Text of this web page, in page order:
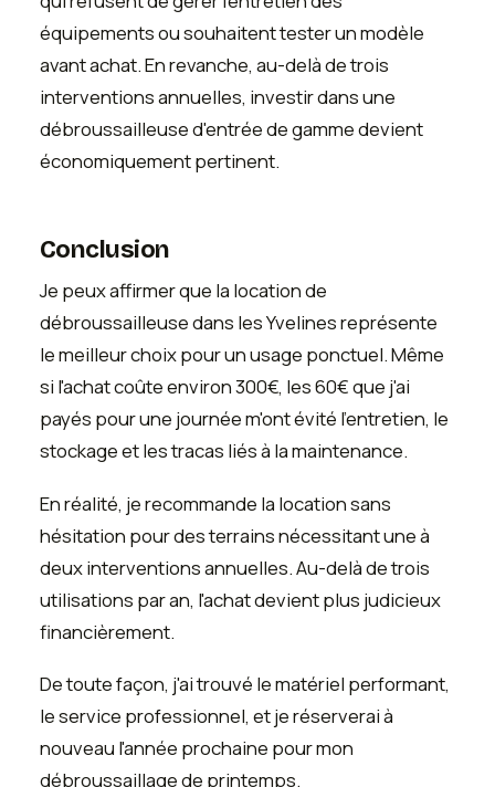
équipements ou souhaitent tester un modèle
avant achat. En revanche, au-delà de trois
interventions annuelles, investir dans une
débroussailleuse d'entrée de gamme devient
économiquement pertinent.
Conclusion
Je peux affirmer que la location de
débroussailleuse dans les Yvelines représente
le meilleur choix pour un usage ponctuel. Même
si l'achat coûte environ 300€, les 60€ que j'ai
payés pour une journée m'ont évité l'entretien, le
stockage et les tracas liés à la maintenance.
En réalité, je recommande la location sans
hésitation pour des terrains nécessitant une à
deux interventions annuelles. Au-delà de trois
utilisations par an, l'achat devient plus judicieux
financièrement.
De toute façon, j'ai trouvé le matériel performant,
le service professionnel, et je réserverai à
nouveau l'année prochaine pour mon
débroussaillage de printemps.